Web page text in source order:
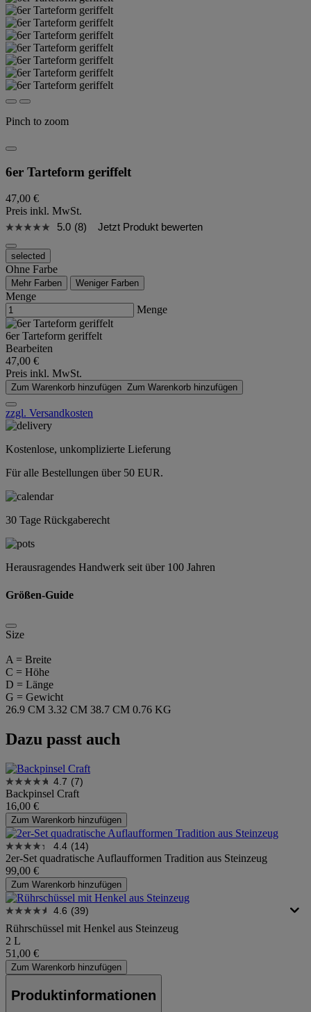
Pinch to zoom
6er Tarteform geriffelt
47,00 €
Preis inkl. MwSt.
5.0 (8) Jetzt Produkt bewerten
selected
Ohne Farbe
Mehr Farben Weniger Farben
Menge
Menge
6er Tarteform geriffelt
Bearbeiten
47,00 €
Preis inkl. MwSt.
Zum Warenkorb hinzufügen Zum Warenkorb hinzufügen
zzgl. Versandkosten
Kostenlose, unkomplizierte Lieferung
Für alle Bestellungen über 50 EUR.
30 Tage Rückgaberecht
Herausragendes Handwerk seit über 100 Jahren
Größen-Guide
Size
A = Breite
C = Höhe
D = Länge
G = Gewicht
26.9 CM 3.32 CM 38.7 CM 0.76 KG
Dazu passt auch
4.7 (7)
Backpinsel Craft
16,00 €
Zum Warenkorb hinzufügen
4.4 (14)
2er-Set quadratische Auflaufformen Tradition aus Steinzeug
99,00 €
Zum Warenkorb hinzufügen
4.6 (39)
Rührschüssel mit Henkel aus Steinzeug
2 L
51,00 €
Zum Warenkorb hinzufügen
Produktinformationen